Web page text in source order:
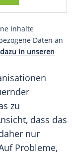
Inhalte
Daten an
in unseren
zu
dass das
nur
Probleme,